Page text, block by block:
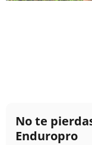
No te
Enduropro